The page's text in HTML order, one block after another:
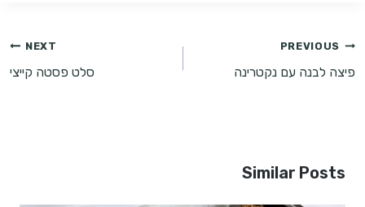
ניווטPREVIOUS
פיצה לבנה עם נקטרינה
NEXT
סלט פסטה קייצי
Similar Posts